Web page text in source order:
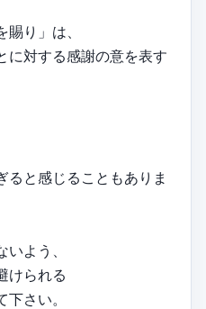
賜り」は、
に対する感謝の意を表す
ると感じることもありま
よう、
けられる
さい。